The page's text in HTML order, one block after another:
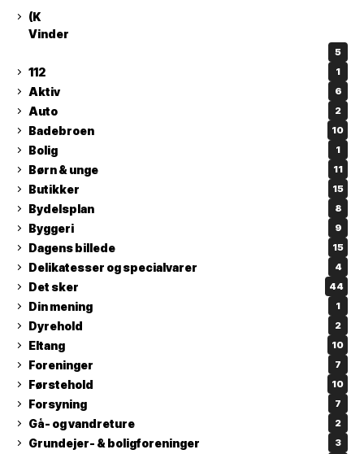
(K
Vinder
5
112 1
Aktiv 6
Auto 2
Badebroen 10
Bolig 1
Børn & unge 11
Butikker 15
Bydelsplan 8
Byggeri 9
Dagens billede 15
Delikatesser og specialvarer 4
Det sker 44
Din mening 1
Dyrehold 2
Eltang 10
Foreninger 7
Førstehold 10
Forsyning 7
Gå- og vandreture 2
Grundejer- & boligforeninger 3